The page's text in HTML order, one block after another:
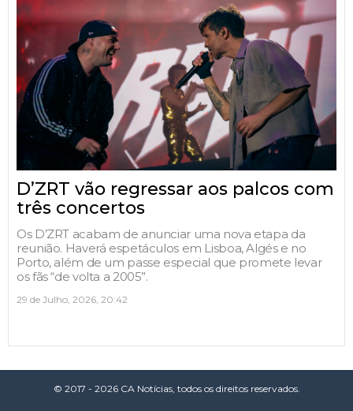
D’ZRT vão regressar aos palcos com
três concertos
Os D’ZRT acabam de anunciar uma nova etapa da
reunião. Haverá espetáculos em Lisboa, Algés e no
Porto, além de um passe especial que promete levar
os fãs “de volta a 2005”.
29 de Julho, 2026, 20:42
© 2017 - 2026 CA Notícias, todos os direitos reservados.